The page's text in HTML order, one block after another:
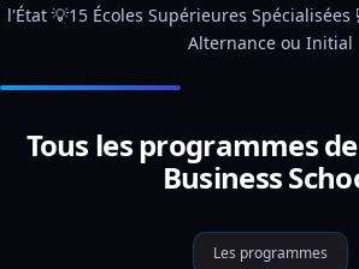
l'État 💡15 Écoles Supérieures
Alternance ou Initial
Tous les programmes de
Business
Les programmes